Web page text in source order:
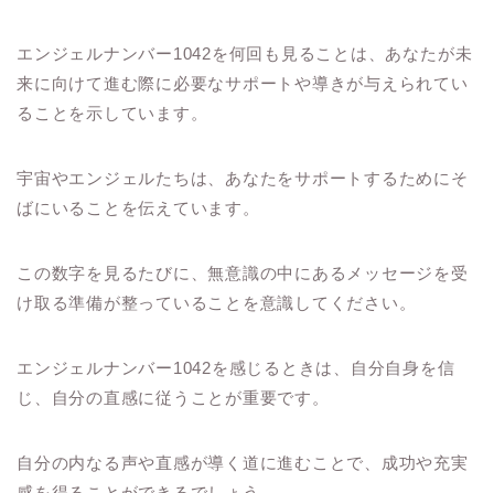
エンジェルナンバー1042を何回も見ることは、あなたが未
来に向けて進む際に必要なサポートや導きが与えられてい
ることを示しています。
宇宙やエンジェルたちは、あなたをサポートするためにそ
ばにいることを伝えています。
この数字を見るたびに、無意識の中にあるメッセージを受
け取る準備が整っていることを意識してください。
エンジェルナンバー1042を感じるときは、自分自身を信
じ、自分の直感に従うことが重要です。
自分の内なる声や直感が導く道に進むことで、成功や充実